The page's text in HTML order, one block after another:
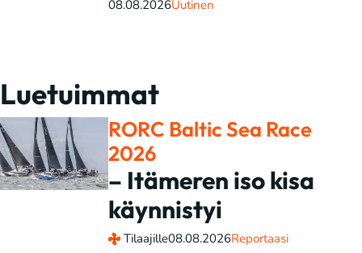
08.08.2026Uutinen
Luetuimmat
RORC Baltic Sea Race
2026
– Itämeren iso kisa
käynnistyi
Tilaajille08.08.2026Reportaasi